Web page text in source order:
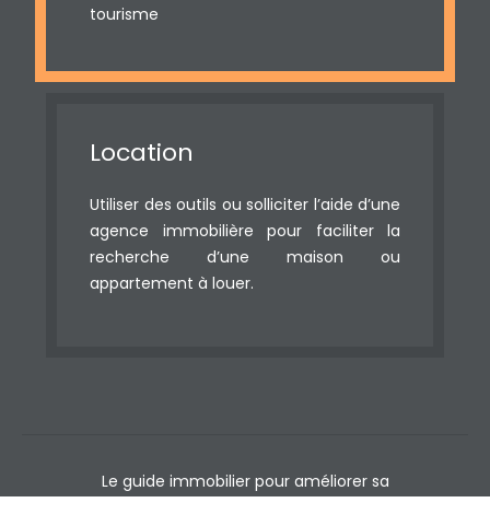
tourisme
Location
Utiliser des outils ou solliciter l’aide d’une
agence immobilière pour faciliter la
recherche d’une maison ou
appartement à louer.
Le guide immobilier pour améliorer sa